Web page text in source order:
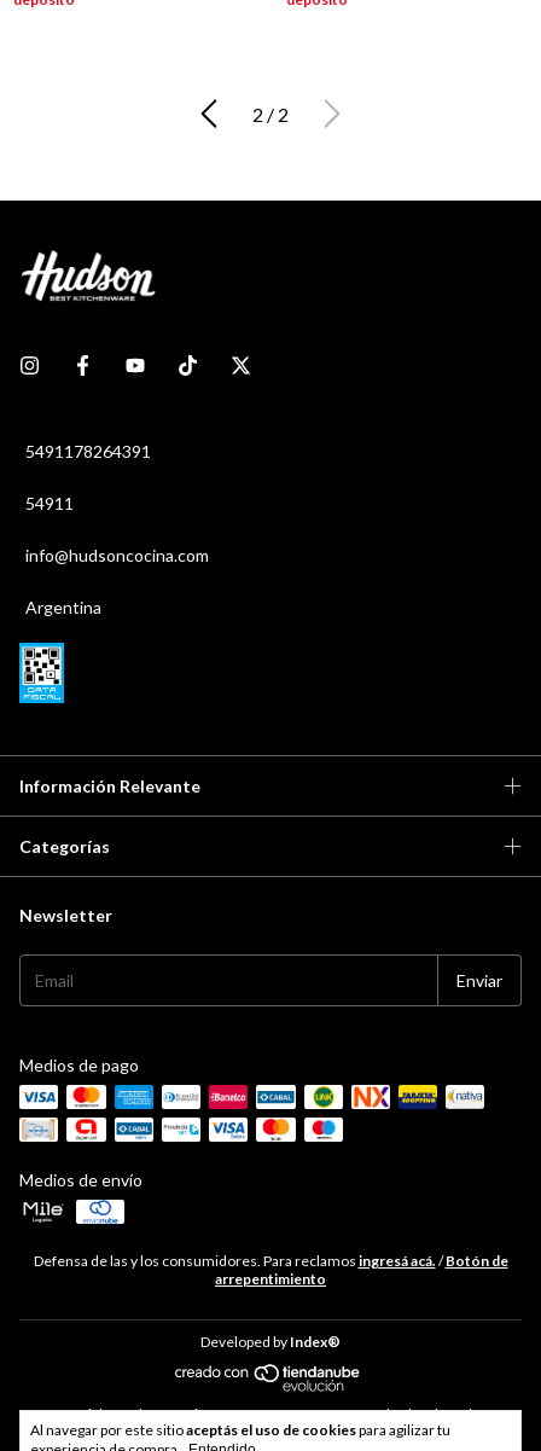
Al navegar por este sitioaceptás el uso de cookiespara agilizar tu
2 / 2
5491178264391
54911
info@hudsoncocina.com
Argentina
Información Relevante
Categorías
Newsletter
Medios de pago
Medios de envío
Defensa de las y los consumidores. Para reclamos ingresá acá./ Botón de
arrepentimiento
Developed by Index®
Copyright Hudson Cocina - 33711468469 - 2026. Todos los derechos
reservados.